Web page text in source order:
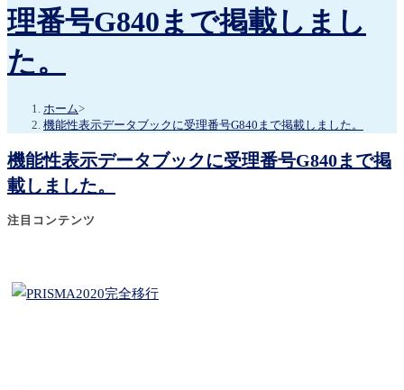
理番号G840まで掲載しまし
た。
ホーム>
機能性表示データブックに受理番号G840まで掲載しました。
機能性表示データブックに受理番号G840まで掲
載しました。
注目コンテンツ